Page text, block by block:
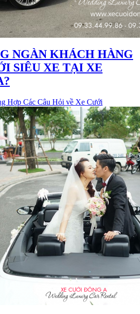
NGÀN KHÁCH HÀNG
SIÊU XE TẠI XE
Hợp Các Câu Hỏi về Xe Cưới